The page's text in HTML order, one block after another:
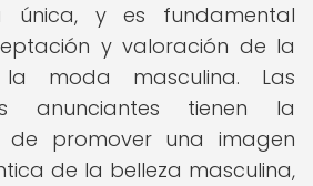
única, y es fundamental
y valoración de la
moda masculina. Las
anunciantes tienen la
de promover una imagen
de la belleza masculina,